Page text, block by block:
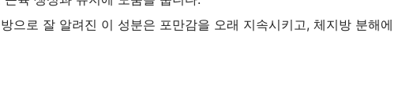
으로 잘 알려진 이 성분은 포만감을 오래 지속시키고, 체지방 분해에